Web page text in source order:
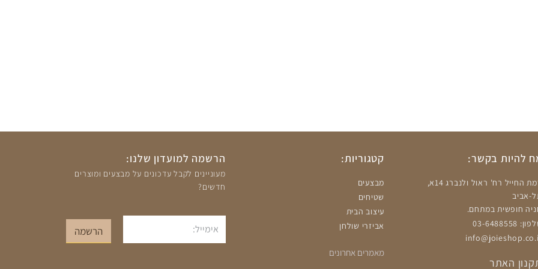
להיות בקשר:
רמת החייל רח' ראול ולנברג 14א,
אביב
חופשית במתחם.
03-6488558
האתר
קטגוריות:
מבצעים
שטיחים
עיצוב הבית
אביזרי שולחן
מאמרים אחרונים
הרשמה למועדון שלנו:
מעוניינים לקבל עדכונים על מבצעים ומוצרים
חדשים?
אימייל
הרשמה